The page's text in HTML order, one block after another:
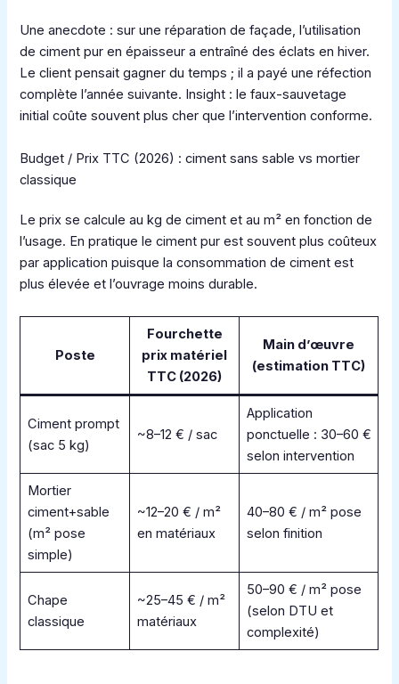
Une anecdote : sur une réparation de façade, l’utilisation
de ciment pur en épaisseur a entraîné des éclats en hiver.
Le client pensait gagner du temps ; il a payé une réfection
complète l’année suivante. Insight : le faux-sauvetage
initial coûte souvent plus cher que l’intervention conforme.
Budget / Prix TTC (2026) : ciment sans sable vs mortier
classique
Le prix se calcule au kg de ciment et au m² en fonction de
l’usage. En pratique le ciment pur est souvent plus coûteux
par application puisque la consommation de ciment est
plus élevée et l’ouvrage moins durable.
Poste
Fourchette
prix matériel
TTC (2026)
Main d’œuvre
(estimation TTC)
Ciment prompt
(sac 5 kg)
~8–12 € / sac
Application
ponctuelle : 30–60 €
selon intervention
Mortier
ciment+sable
(m² pose
simple)
~12–20 € / m²
en matériaux
40–80 € / m² pose
selon finition
Chape
classique
~25–45 € / m²
matériaux
50–90 € / m² pose
(selon DTU et
complexité)